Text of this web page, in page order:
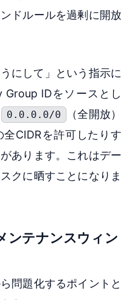
ドルールを過剰に開放
にして」という指示に
IDをソースとし
0.0.0.0/0
（全開放）
CIDRを許可したりす
あります。これはデー
クに晒すことになりま
ンテナンスウィン
問題化するポイントと